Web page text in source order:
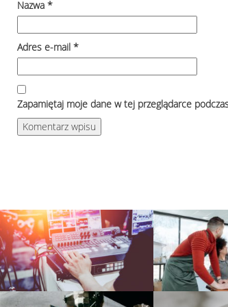
Nazwa *
Adres e-mail *
Zapamiętaj moje dane w tej przeglądarce